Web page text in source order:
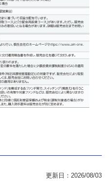
更新日： 2026/08/03